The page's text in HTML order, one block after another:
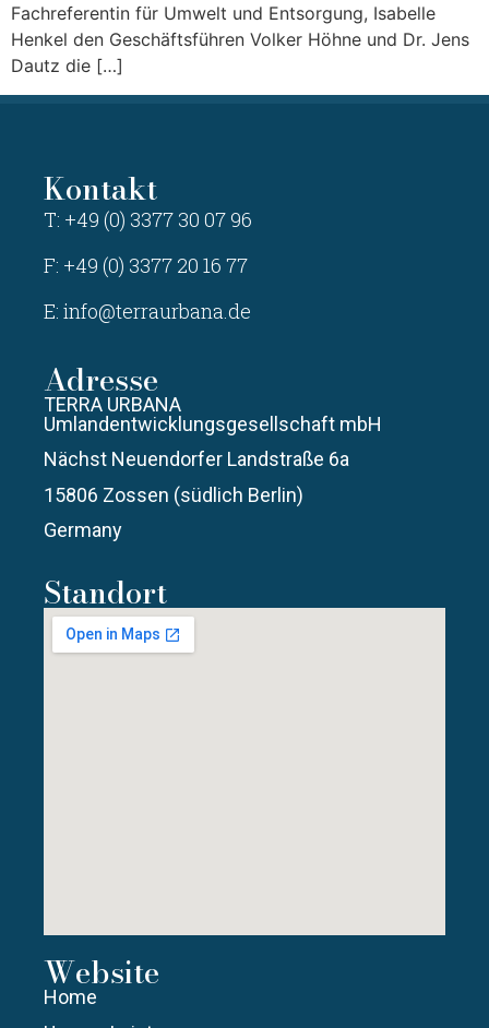
Fachreferentin für Umwelt und Entsorgung, Isabelle
Henkel den Geschäftsführen Volker Höhne und Dr. Jens
Dautz die […]
Kontakt
T: +49 (0) 3377 30 07 96
F: +49 (0) 3377 20 16 77
E: info@terraurbana.de
Adresse
TERRA URBANA
Umlandentwicklungsgesellschaft mbH
Nächst Neuendorfer Landstraße 6a
15806 Zossen (südlich Berlin)
Germany
Standort
Website
Home